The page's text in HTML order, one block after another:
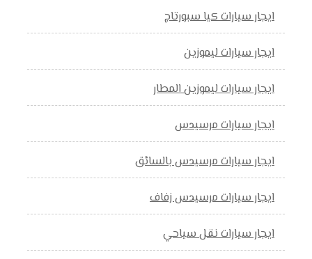
ايجار سيارات كيا سبورتاج
ايجار سيارات ليموزين
ايجار سيارات ليموزين المطار
ايجار سيارات مرسيدس
ايجار سيارات مرسيدس بالسائق
ايجار سيارات مرسيدس زفاف
ايجار سيارات نقل سياحي